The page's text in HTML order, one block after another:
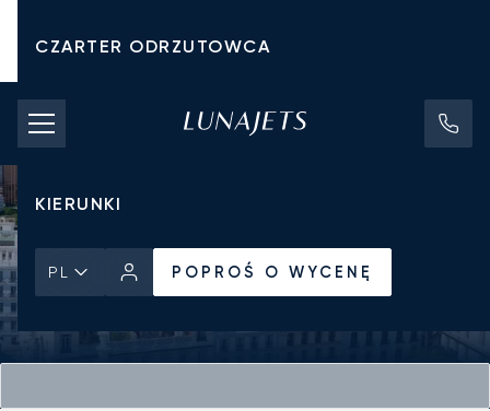
CZARTER ODRZUTOWCA
KOSZTY CZARTERU
PRYWATNE ODRZUTOWCE
KIERUNKI
PL POPROŚ O WYCENĘ